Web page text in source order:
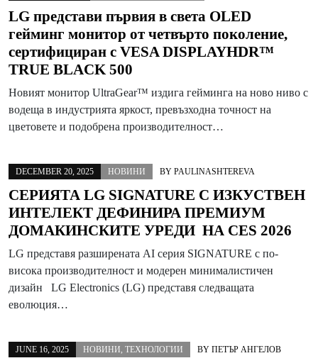
LG представи първия в света OLED
гейминг монитор от четвърто поколение,
сертифициран с VESA DISPLAYHDR™
TRUE BLACK 500
Новият монитор UltraGear™ издига гейминга на ново ниво с
водеща в индустрията яркост, превъзходна точност на
цветовете и подобрена производителност…
DECEMBER 20, 2025 НОВИНИ BY PAULINASHTEREVA
СЕРИЯТА LG SIGNATURE С ИЗКУСТВЕН
ИНТЕЛЕКТ ДЕФИНИРА ПРЕМИУМ
ДОМАКИНСКИТЕ УРЕДИ НА CES 2026
LG представя разширената AI серия SIGNATURE с по-
висока производителност и модерен минималистичен
дизайн LG Electronics (LG) представя следващата
еволюция…
JUNE 16, 2025 НОВИНИ ТЕХНОЛОГИИ BY ПЕТЪР АНГЕЛОВ